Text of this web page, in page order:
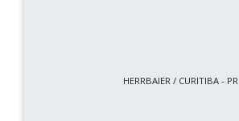
HERRBAIER / CURITIBA - PR